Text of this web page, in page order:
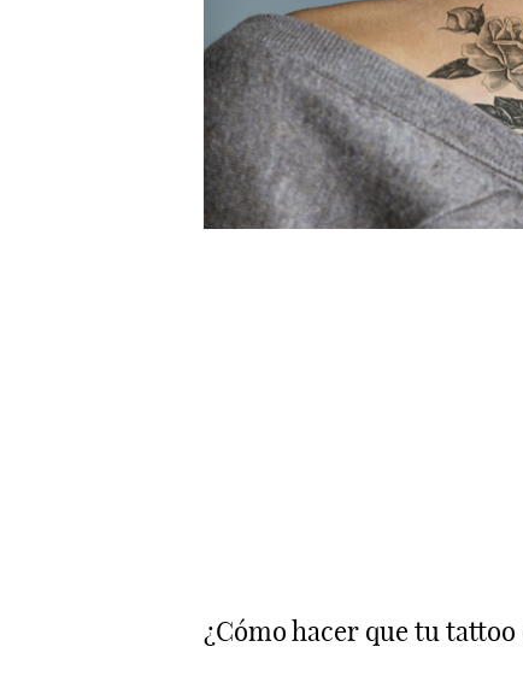
¿Cómo hacer que tu